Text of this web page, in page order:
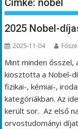
Címke: nobel
2025 Nobel-
2025-11-04
Mint minden ősszel,
kiosztotta a Nobel-
fizikai-, kémiai-,
kategóriákban. Az
került sor. Az első
orvostudományi